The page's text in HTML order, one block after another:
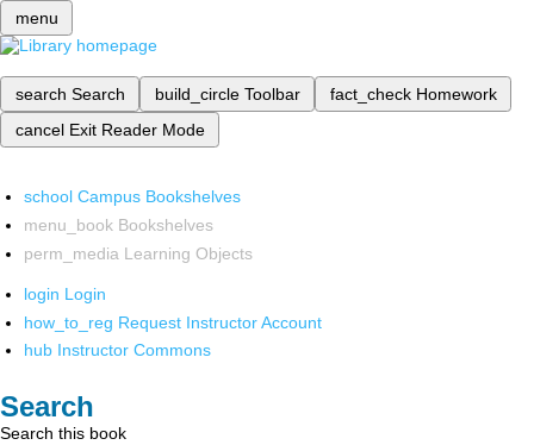
menu
search Search build_circle Toolbar fact_check Homework
cancel Exit Reader Mode
school Campus Bookshelves
menu_book Bookshelves
perm_media Learning Objects
login Login
how_to_reg Request Instructor Account
hub Instructor Commons
Search
Search this book